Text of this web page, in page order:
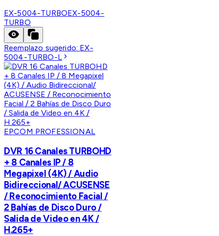
EX-5004-TURBOEX-5004-
TURBO
Reemplazo sugerido: EX-
5004-TURBO-L
EPCOM PROFESSIONAL
DVR 16 Canales TURBOHD
+ 8 Canales IP / 8
Megapixel (4K) / Audio
Bidireccional/ ACUSENSE
/ Reconocimiento Facial /
2 Bahías de Disco Duro /
Salida de Video en 4K /
H.265+